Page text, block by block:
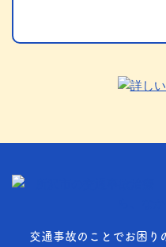
交通事故のことでお困り